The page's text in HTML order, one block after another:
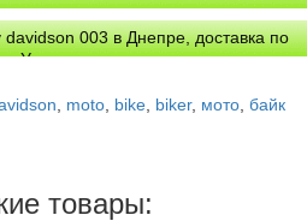
003 в Днепре, доставка по
Украине
moto, bike, biker, мото, байк
товары: